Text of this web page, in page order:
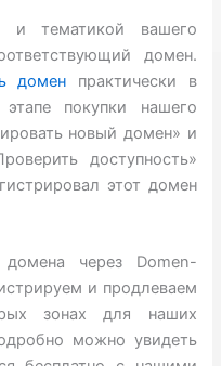
и тематикой вашего
домен.
домен практически в
покупки нашего
новый домен» и
доступность»
этот домен
через Domen-
и продлеваем
зонах для наших
можно увидеть